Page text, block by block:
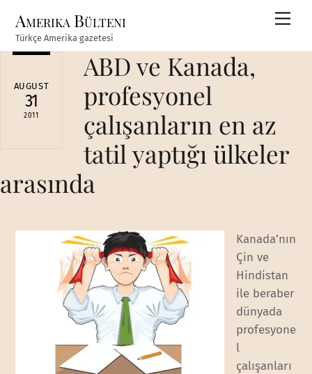
content
Amerika Bülteni
Türkçe Amerika gazetesi
AUGUST
31
2011
ABD ve Kanada,
profesyonel
çalışanların en az
tatil yaptığı ülkeler
arasında
Kanada’nın
Çin ve
Hindistan
ile beraber
dünyada
profesyone
l
çalışanları